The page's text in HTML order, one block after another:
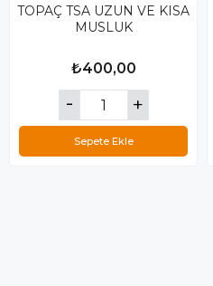
TOPAÇ TSA UZUN VE KISA
MUSLUK
₺400,00
Sepete Ekle